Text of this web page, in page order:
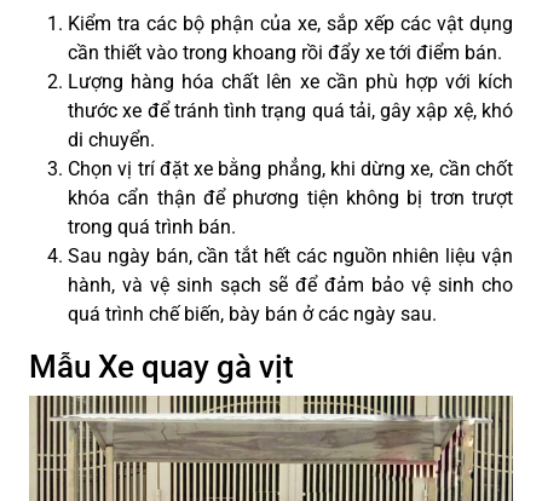
Kiểm tra các bộ phận của xe, sắp xếp các vật dụng
cần thiết vào trong khoang rồi đẩy xe tới điểm bán.
Lượng hàng hóa chất lên xe cần phù hợp với kích
thước xe để tránh tình trạng quá tải, gây xập xệ, khó
di chuyển.
Chọn vị trí đặt xe bằng phẳng, khi dừng xe, cần chốt
khóa cẩn thận để phương tiện không bị trơn trượt
trong quá trình bán.
Sau ngày bán, cần tắt hết các nguồn nhiên liệu vận
hành, và vệ sinh sạch sẽ để đảm bảo vệ sinh cho
quá trình chế biến, bày bán ở các ngày sau.
Mẫu Xe quay gà vịt